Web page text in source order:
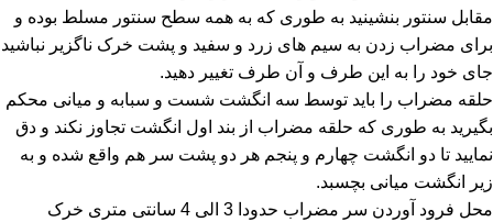
مقابل سنتور بنشینید به طوری که به همه سطح سنتور مسلط بوده و
برای مضراب زدن به سیم های زرد و سفید و پشت خرک ناگزیر نباشید
جای خود را به این طرف و آن طرف تغییر دهید.
حلقه مضراب را باید توسط سه انگشت شست و سبابه و میانی محکم
بگیرید به طوری که حلقه مضراب از بند اول انگشت تجاوز نکند و دق
نمایید تا دو انگشت چهارم و پنجم هر دو پشت سر هم واقع شده و به
زیر انگشت میانی بچسبد.
محل فرود آوردن سر مضراب حدودا 3 الی 4 سانتی متری خرک